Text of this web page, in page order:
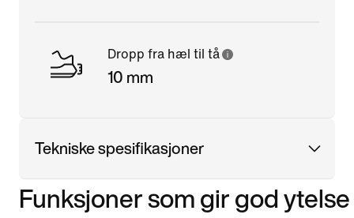
Dropp fra hæl til tå
10 mm
Tekniske spesifikasjoner
Funksjoner som gir god ytelse